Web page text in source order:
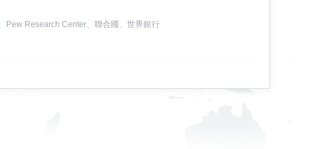
Pew Research Center、聯合國、世界銀行